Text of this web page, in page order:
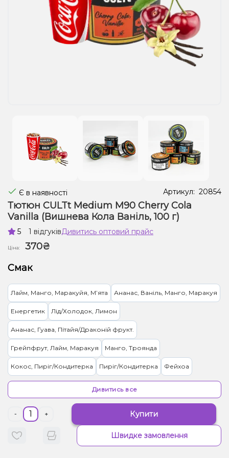
Рідини для електронних сигарет
Подарункові набори
Є в наявності Артикул: 20854
Тютюн CULTt Medium M90 Cherry Cola
Vanilla (Вишнева Кола Ваніль, 100 г)
5 1 відгуківДивитись оптовий прайс
Ціна:
370₴
Смак
Лайм, Манго, Маракуйя, Мʼята Ананас, Ваніль, Манго, Маракуя
Енергетик Лід/Холодок, Лимон
Ананас, Гуава, Пітайя/Драконій фрукт.
Грейпфрут, Лайм, Маракуя Манго, Троянда
Кокос, Пиріг/Кондитерка Пиріг/Кондитерка Фейхоа
Ваніль, Вишня/Черешня, Кола
Вишня/Черешня, Чорниця/Лохина
Малина, Персик, Лід/Холодок
Дивитись все
- + Купити
Швидке замовлення